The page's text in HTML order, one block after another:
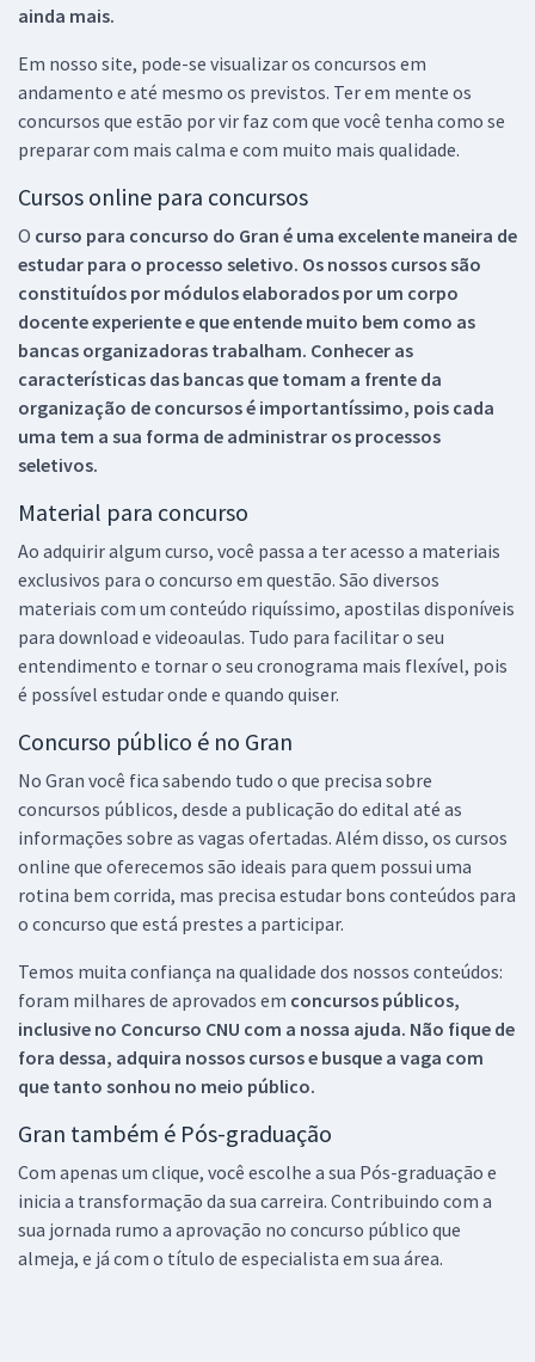
ainda mais.
Em nosso site, pode-se visualizar os concursos em
andamento e até mesmo os previstos. Ter em mente os
concursos que estão por vir faz com que você tenha como se
preparar com mais calma e com muito mais qualidade.
Cursos online para concursos
O curso para concurso do Gran é uma excelente maneira de
estudar para o processo seletivo. Os nossos cursos são
constituídos por módulos elaborados por um corpo
docente experiente e que entende muito bem como as
bancas organizadoras trabalham. Conhecer as
características das bancas que tomam a frente da
organização de concursos é importantíssimo, pois cada
uma tem a sua forma de administrar os processos
seletivos.
Material para concurso
Ao adquirir algum curso, você passa a ter acesso a materiais
exclusivos para o concurso em questão. São diversos
materiais com um conteúdo riquíssimo, apostilas disponíveis
para download e videoaulas. Tudo para facilitar o seu
entendimento e tornar o seu cronograma mais flexível, pois
é possível estudar onde e quando quiser.
Concurso público é no Gran
No Gran você fica sabendo tudo o que precisa sobre
concursos públicos, desde a publicação do edital até as
informações sobre as vagas ofertadas. Além disso, os cursos
online que oferecemos são ideais para quem possui uma
rotina bem corrida, mas precisa estudar bons conteúdos para
o concurso que está prestes a participar.
Temos muita confiança na qualidade dos nossos conteúdos:
foram milhares de aprovados em concursos públicos,
inclusive no Concurso CNU com a nossa ajuda. Não fique de
fora dessa, adquira nossos cursos e busque a vaga com
que tanto sonhou no meio público.
Gran também é Pós-graduação
Com apenas um clique, você escolhe a sua Pós-graduação e
inicia a transformação da sua carreira. Contribuindo com a
sua jornada rumo a aprovação no concurso público que
almeja, e já com o título de especialista em sua área.